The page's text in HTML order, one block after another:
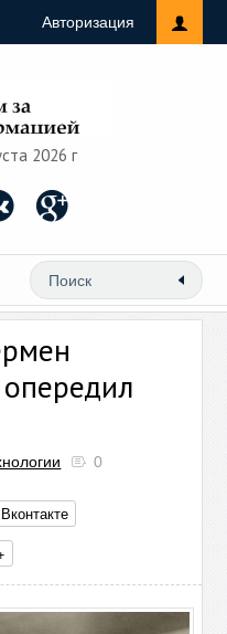
Авторизация
2026 г
0
Вконтакте